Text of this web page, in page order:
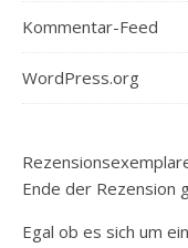
Kommentar-Feed
WordPress.org
Ende der Rezension
Egal ob es sich um